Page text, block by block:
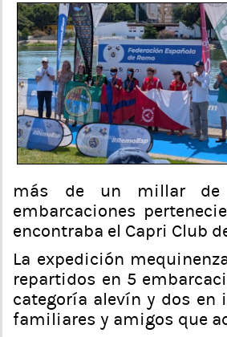
más de un millar de
embarcaciones
encontraba el Capri Club
La expedición
repartidos en 5
categoría alevín y dos
familiares y amigos que